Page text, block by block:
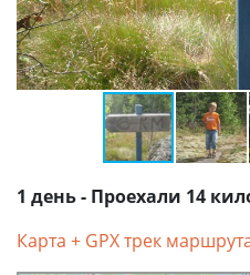
1 день - Проехали 14
Карта + GPX трек